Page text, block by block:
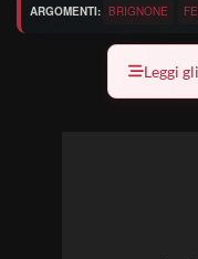
ARGOMENTI: BRIGNONE
Leggi